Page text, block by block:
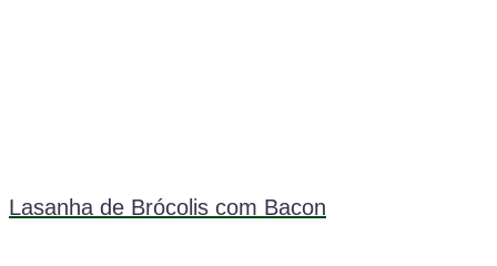
Lasanha de Brócolis com Bacon